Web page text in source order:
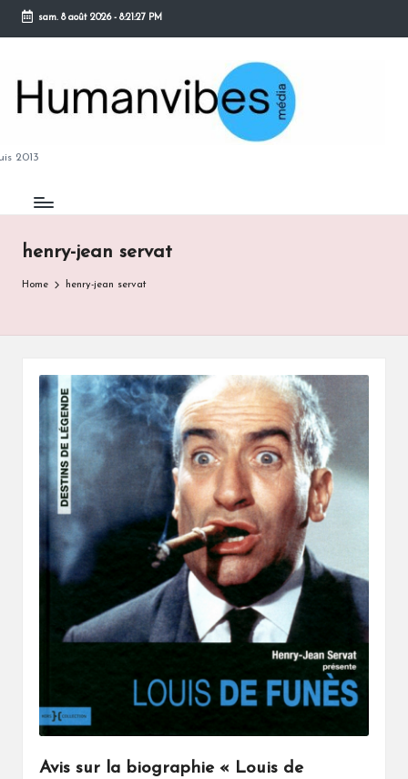
Skip
content
sam. 8 août 2026- 8:21:28 PM
2013
henry-jean servat
Home henry-jean servat
Avis sur la biographie « Louis de